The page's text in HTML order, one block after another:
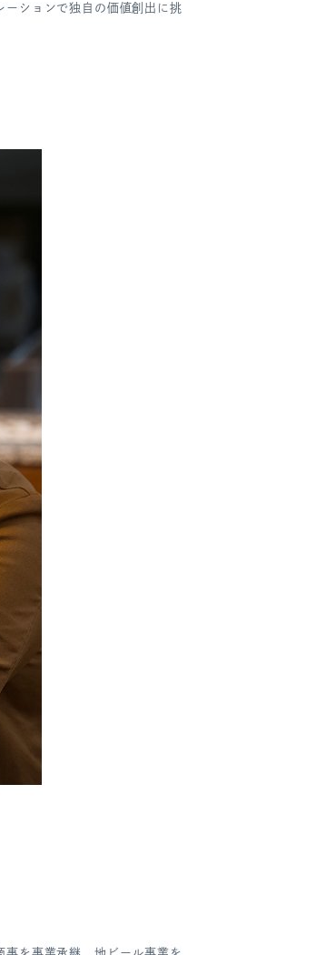
ーションで独自の価値創出に挑
を事業承継、地ビール事業を